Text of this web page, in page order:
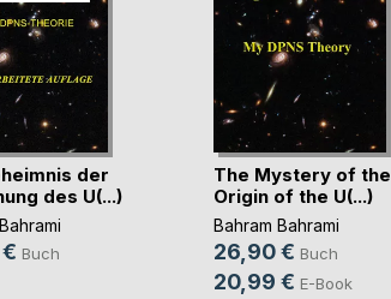
der
des U(...)
Buch
The Mystery of the
Origin of the U(...)
Bahram Bahrami
26,90 € Buch
20,99 € E-Book